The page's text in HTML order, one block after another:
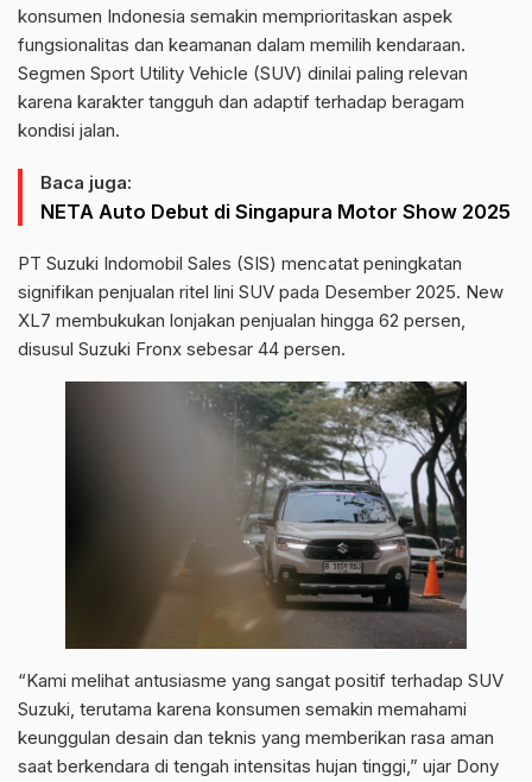
konsumen Indonesia semakin memprioritaskan aspek
fungsionalitas dan keamanan dalam memilih kendaraan.
Segmen Sport Utility Vehicle (SUV) dinilai paling relevan
karena karakter tangguh dan adaptif terhadap beragam
kondisi jalan.
Baca juga:
NETA Auto Debut di Singapura Motor Show 2025
PT Suzuki Indomobil Sales (SIS) mencatat peningkatan
signifikan penjualan ritel lini SUV pada Desember 2025. New
XL7 membukukan lonjakan penjualan hingga 62 persen,
disusul Suzuki Fronx sebesar 44 persen.
“Kami melihat antusiasme yang sangat positif terhadap SUV
Suzuki, terutama karena konsumen semakin memahami
keunggulan desain dan teknis yang memberikan rasa aman
saat berkendara di tengah intensitas hujan tinggi,” ujar Dony